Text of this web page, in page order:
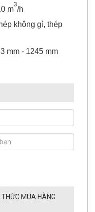
m
3
/h
không gỉ, thép
mm - 1245 mm
THỨC MUA HÀNG